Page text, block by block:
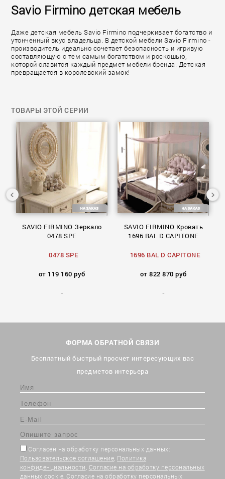
Savio Firmino детская мебель
Даже детская мебель Savio Firmino подчеркивает богатство и
утонченный вкус владельца. В детской мебели Savio Firmino -
производитель идеально сочетает безопасность и игривую
составляющую с тем самым богатством и роскошью,
которой славится каждый предмет мебели бренда. Детская
превращается в королевский замок!
ТОВАРЫ ЭТОЙ СЕРИИ
SAVIO FIRMINO Зеркало
0478 SPE
0478 SPE
от 119 160 руб
SAVIO FIRMINO Кровать
1696 BAL D CAPITONE
1696 BAL D CAPITONE
от 822 870 руб
ФОРМА ОБРАТНОЙ СВЯЗИ
Бесплатный быстрый просчет интересующих вас
предметов интерьера
Согласен на обработку персональных данных:
Пользовательское соглашение Политика
конфиденциальности Согласие на обработку персональных
данных cookie Согласие на обработку персональных